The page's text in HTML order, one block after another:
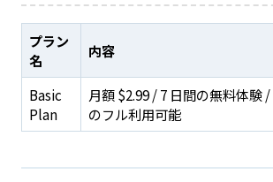
プラン
名
内容
Basic
Plan
月額 $2.99 / 7 日間の無料体験
のフル利用可能